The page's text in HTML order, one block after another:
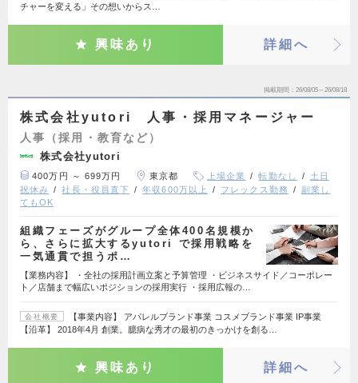
チャーを変える」その想いからス…
興味あり 詳細へ
掲載期間 26/08/05～26/08/18
株式会社yutori 人事・採用マネージャー
人事（採用・教育など）
株式会社yutori
400万円 ～ 699万円 東京都 上場企業 転勤なし
土日
祝休み
社長・役員直下 年収600万以上 フレックス勤務
副業し
てもOK
組織フェーズがグループ全体400名規模か
ら、さらに拡大するyutori で採用戦略を
一気通貫で担うポ…
【業務内容】 ・全社の採用計画立案と予算管理 ・ビジネスサイド／コーポレー
ト／店舗まで幅広いポジションの採用実行 ・採用広報の…
会社概要
【事業内容】 アパレルブランド事業 コスメブランド事業 IP事業
【沿革】 2018年4月 創業。臆病な秀才の最初のきっかけを創る…
興味あり 詳細へ